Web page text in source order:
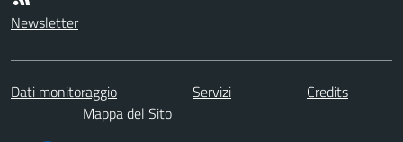
Newsletter
Dati monitoraggio Servizi
Credits
Mappa del Sito